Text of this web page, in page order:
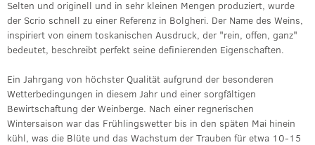
Selten und originell und in sehr kleinen Mengen produziert, wurde
der Scrio schnell zu einer Referenz in Bolgheri. Der Name des Weins,
inspiriert von einem toskanischen Ausdruck, der "rein, offen, ganz"
bedeutet, beschreibt perfekt seine definierenden Eigenschaften.
Ein Jahrgang von höchster Qualität aufgrund der besonderen
Wetterbedingungen in diesem Jahr und einer sorgfältigen
Bewirtschaftung der Weinberge. Nach einer regnerischen
Wintersaison war das Frühlingswetter bis in den späten Mai hinein
kühl, was die Blüte und das Wachstum der Trauben für etwa 10-15